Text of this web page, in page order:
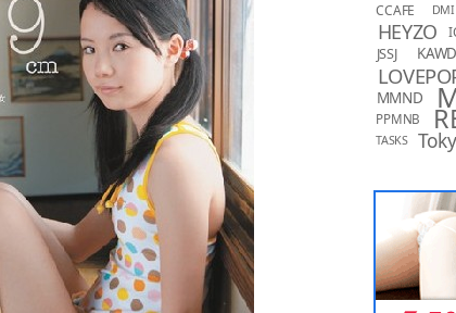
CCAFE DMI
HEYZO
JSSJ KAWD
MMND
PPMNB
TASKS